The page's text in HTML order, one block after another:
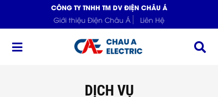
CÔNG TY TNHH TM DV ĐIỆN CHÂU Á
Giới thiệu Điện Châu Á
Liên Hệ
DỊCH VỤ